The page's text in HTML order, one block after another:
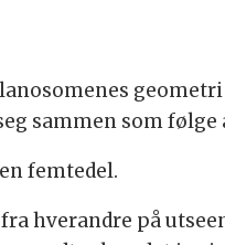
sammen som
femtedel.
hverandre på